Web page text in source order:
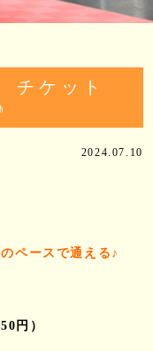
チケット
2024.07.10
ペースで通える♪
円）